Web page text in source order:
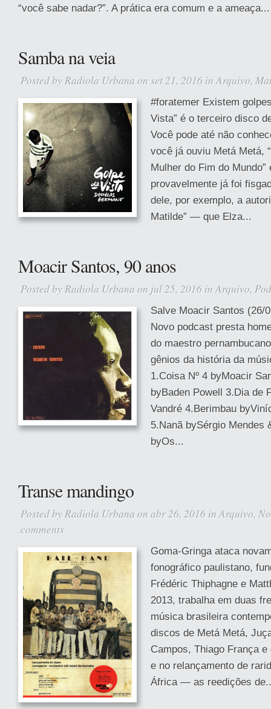
“você sabe nadar?”. A prática era comum e a ameaça...
Samba na veia
Posted by Radiola Urbana on set 21, 2016 inArquivo,
#foratemer Existem
Vista” é o terceiro disco
Você pode até não
você já ouviu Metá Metá,
Mulher do Fim do Mundo”
provavelmente já foi
dele, por exemplo, a
Matilde” — que Elza...
Moacir Santos, 90 anos
Posted by Radiola Urbana on jul 25, 2016 inArquivo,
Salve Moacir Santos (26/
Novo podcast presta
do maestro
gênios da história da
1.Coisa Nº 4 byMoacir
byBaden Powell 3.Dia de
Vandré 4.Berimbau
5.Nanã bySérgio Mendes
byOs...
Transe mandingo
Posted by Radiola Urbana on abr 26, 2016 inArquivo,
comments
Goma-Gringa ataca
fonográfico paulistano,
Frédéric Thiphagne e
2013, trabalha em duas
música brasileira
discos de Metá Metá,
Campos, Thiago França
e no relançamento de
África — as reedições